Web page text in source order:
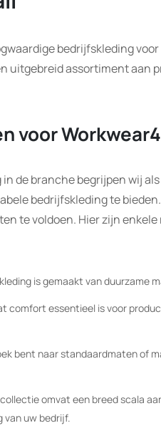
bedrijfskleding
uitgebreid assortiment aan
voor
de branche begrijpen wij
bedrijfskleding te
te voldoen. Hier zijn
is gemaakt van duurzame
comfort essentieel is voor
bent naar standaardmaten of
omvat een breed scala
van uw bedrijf.